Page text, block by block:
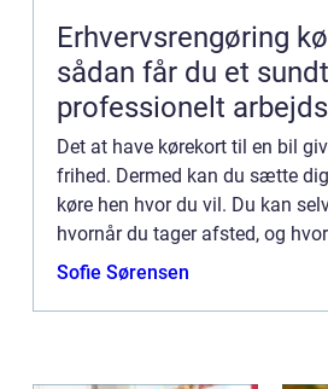
Erhvervsrengøring
sådan får du et
professionelt
Det at have kørekort til en bil
frihed. Dermed kan du sætte
køre hen hvor du vil. Du kan
hvornår du tager afsted, og
retur igen, da du ikke er
Sofie Sørensen